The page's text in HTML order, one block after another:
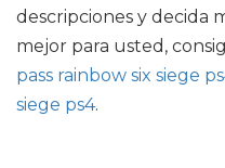
descripciones y decida
mejor para usted,
pass rainbow six siege
siege ps4.